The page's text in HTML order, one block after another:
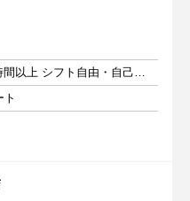
週2日以上 1日4時間以上 シフト自由・自己申告
ト